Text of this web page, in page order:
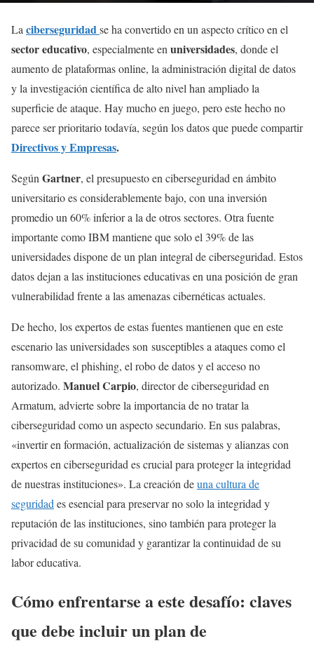
La ciberseguridadse ha convertido en un aspecto crítico en el
sector educativo, especialmente en universidades, donde el
aumento de plataformas online, la administración digital de datos
y la investigación científica de alto nivel han ampliado la
superficie de ataque. Hay mucho en juego, pero este hecho no
parece ser prioritario todavía, según los datos que puede compartir
Directivos y Empresas.
Según Gartner, el presupuesto en ciberseguridad en ámbito
universitario es considerablemente bajo, con una inversión
promedio un 60% inferior a la de otros sectores. Otra fuente
importante como IBM mantiene que solo el 39% de las
universidades dispone de un plan integral de ciberseguridad. Estos
datos dejan a las instituciones educativas en una posición de gran
vulnerabilidad frente a las amenazas cibernéticas actuales.
De hecho, los expertos de estas fuentes mantienen que en este
escenario las universidades son susceptibles a ataques como el
ransomware, el phishing, el robo de datos y el acceso no
autorizado. Manuel Carpio, director de ciberseguridad en
Armatum, advierte sobre la importancia de no tratar la
ciberseguridad como un aspecto secundario. En sus palabras,
«invertir en formación, actualización de sistemas y alianzas con
expertos en ciberseguridad es crucial para proteger la integridad
de nuestras instituciones». La creación deuna cultura de
seguridad es esencial para preservar no solo la integridad y
reputación de las instituciones, sino también para proteger la
privacidad de su comunidad y garantizar la continuidad de su
labor educativa.
Cómo enfrentarse a este desafío: claves
que debe incluir un plan de